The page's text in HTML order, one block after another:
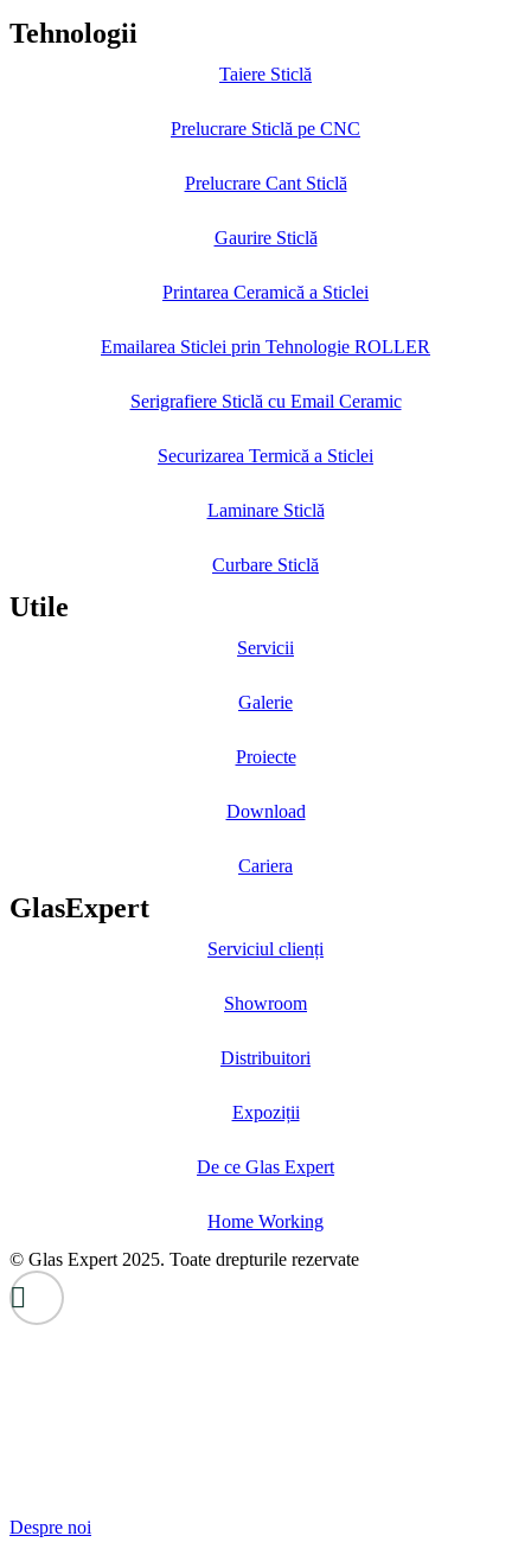
Tehnologii
Taiere Sticlă
Prelucrare Sticlă pe CNC
Prelucrare Cant Sticlă
Gaurire Sticlă
Printarea Ceramică a Sticlei
Emailarea Sticlei prin Tehnologie ROLLER
Serigrafiere Sticlă cu Email Ceramic
Securizarea Termică a Sticlei
Laminare Sticlă
Curbare Sticlă
Utile
Servicii
Galerie
Proiecte
Download
Cariera
GlasExpert
Serviciul clienți
Showroom
Distribuitori
Expoziții
De ce Glas Expert
Home Working
© Glas Expert 2025. Toate drepturile rezervate
Despre noi